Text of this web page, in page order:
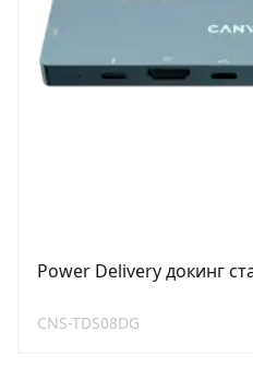
Power Delivery докинг
CNS-TDS08DG